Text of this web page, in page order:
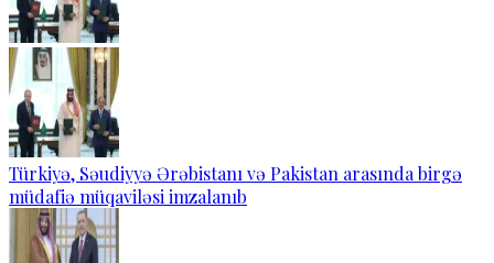
Türkiyə, Səudiyyə Ərəbistanı və Pakistan arasında birgə
müdafiə müqaviləsi imzalanıb